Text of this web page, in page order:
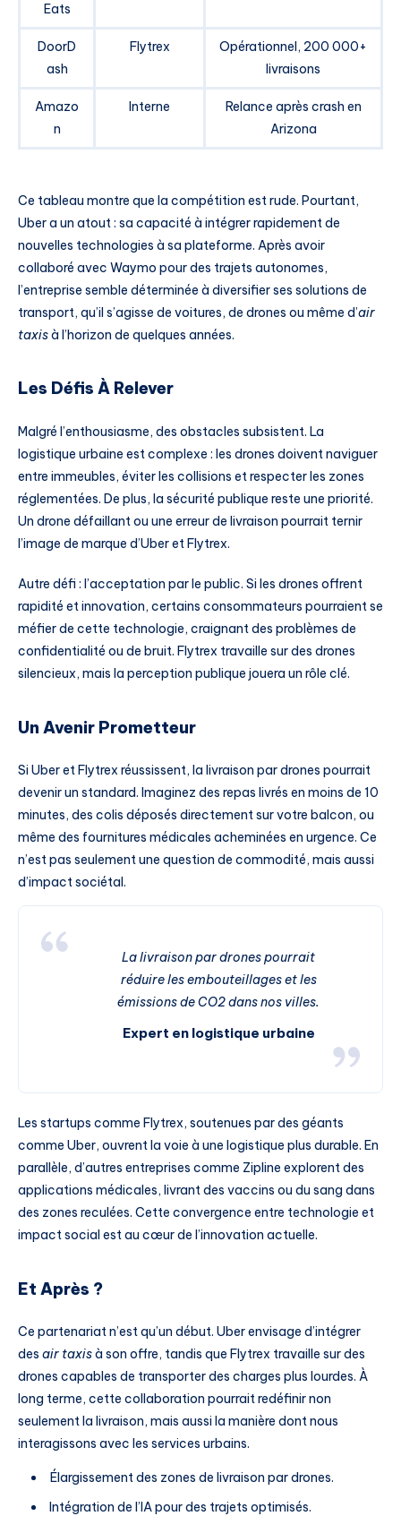
Eats
DoorD
ash
Flytrex
Opérationnel, 200 000+
livraisons
Amazo
n
Interne
Relance après crash en
Arizona
Ce tableau montre que la compétition est rude. Pourtant,
Uber a un atout : sa capacité à intégrer rapidement de
nouvelles technologies à sa plateforme. Après avoir
collaboré avec Waymo pour des trajets autonomes,
l’entreprise semble déterminée à diversifier ses solutions de
transport, qu’il s’agisse de voitures, de drones ou même d’air
taxisà l’horizon de quelques années.
Les Défis À Relever
Malgré l’enthousiasme, des obstacles subsistent. La
logistique urbaine est complexe : les drones doivent naviguer
entre immeubles, éviter les collisions et respecter les zones
réglementées. De plus, la sécurité publique reste une priorité.
Un drone défaillant ou une erreur de livraison pourrait ternir
l’image de marque d’Uber et Flytrex.
Autre défi : l’acceptation par le public. Si les drones offrent
rapidité et innovation, certains consommateurs pourraient se
méfier de cette technologie, craignant des problèmes de
confidentialité ou de bruit. Flytrex travaille sur des drones
silencieux, mais la perception publique jouera un rôle clé.
Un Avenir Prometteur
Si Uber et Flytrex réussissent, la livraison par drones pourrait
devenir un standard. Imaginez des repas livrés en moins de 10
minutes, des colis déposés directement sur votre balcon, ou
même des fournitures médicales acheminées en urgence. Ce
n’est pas seulement une question de commodité, mais aussi
d’impact sociétal.
La livraison par drones pourrait
réduire les embouteillages et les
émissions de CO2 dans nos villes.
Expert en logistique urbaine
Les startups comme Flytrex, soutenues par des géants
comme Uber, ouvrent la voie à une logistique plus durable. En
parallèle, d’autres entreprises comme Zipline explorent des
applications médicales, livrant des vaccins ou du sang dans
des zones reculées. Cette convergence entre technologie et
impact social est au cœur de l’innovation actuelle.
Et Après ?
Ce partenariat n’est qu’un début. Uber envisage d’intégrer
des air taxisà son offre, tandis que Flytrex travaille sur des
drones capables de transporter des charges plus lourdes. À
long terme, cette collaboration pourrait redéfinir non
seulement la livraison, mais aussi la manière dont nous
interagissons avec les services urbains.
Élargissement des zones de livraison par drones.
Intégration de l’IA pour des trajets optimisés.